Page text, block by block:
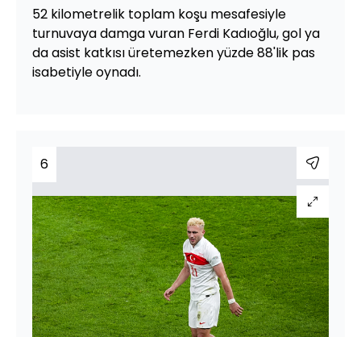
52 kilometrelik toplam koşu mesafesiyle
turnuvaya damga vuran Ferdi Kadıoğlu, gol ya
da asist katkısı üretemezken yüzde 88'lik pas
isabetiyle oynadı.
6